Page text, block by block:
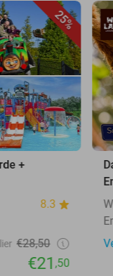
25%
+
8.3
€28,50
€21,50